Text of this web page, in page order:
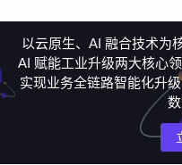
以云原生、AI 融合技术为
AI 赋能工业升级两大核心
实现业务全链路智能化升
数